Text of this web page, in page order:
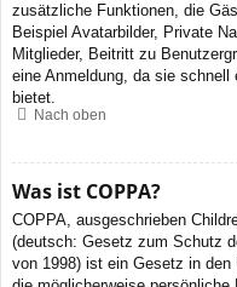
zusätzliche Funktionen, die
Beispiel Avatarbilder, Private
Mitglieder, Beitritt zu
eine Anmeldung, da sie
bietet.
Nach oben
Was ist COPPA?
COPPA, ausgeschrieben
(deutsch: Gesetz zum Schutz
von 1998) ist ein Gesetz in